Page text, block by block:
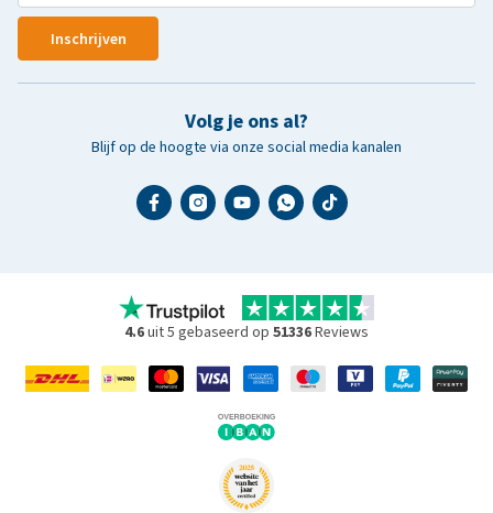
Inschrijven
Volg je ons al?
Blijf op de hoogte via onze social media kanalen
4.6uit 5 gebaseerd op 51336Reviews